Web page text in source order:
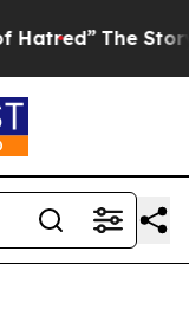
The Story Behind